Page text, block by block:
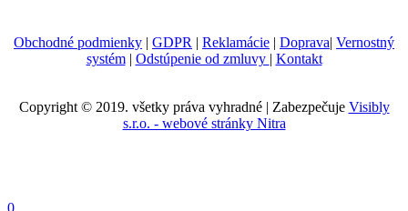
Obchodné podmienky | GDPR | Reklamácie | Doprava| Vernostný
systém| Odstúpenie od zmluvy | Kontakt
Copyright © 2019. všetky práva vyhradné | Zabezpečuje Visibly
s.r.o. - webové stránky Nitra